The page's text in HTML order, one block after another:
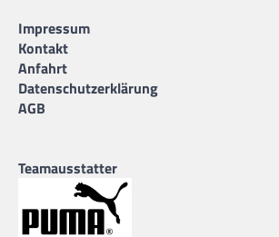
Impressum
Kontakt
Anfahrt
Datenschutzerklärung
AGB
Teamausstatter